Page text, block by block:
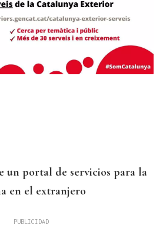
un portal de servicios para la
en el extranjero